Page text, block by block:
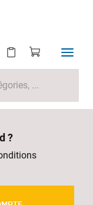
?